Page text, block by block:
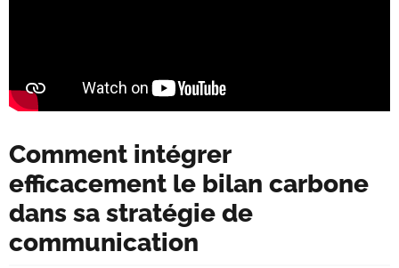
Comment intégrer
efficacement le bilan carbone
dans sa stratégie de
communication